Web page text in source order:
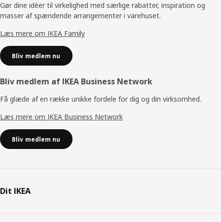
Gør dine idéer til virkelighed med særlige rabatter, inspiration og
masser af spændende arrangementer i varehuset.
Læs mere om IKEA Family
Bliv medlem nu
Bliv medlem af IKEA Business Network
Få glæde af en række unikke fordele for dig og din virksomhed.
Læs mere om IKEA Business Network
Bliv medlem nu
Dit IKEA